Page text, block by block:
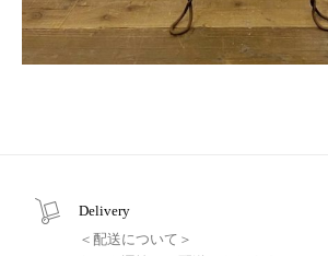
Delivery
＜配送について＞